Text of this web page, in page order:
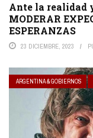
Ante la realidad
MODERAR
ESPERANZAS
23 DICIEMBRE, 2023
ARGENTINA & GOBIERNOS